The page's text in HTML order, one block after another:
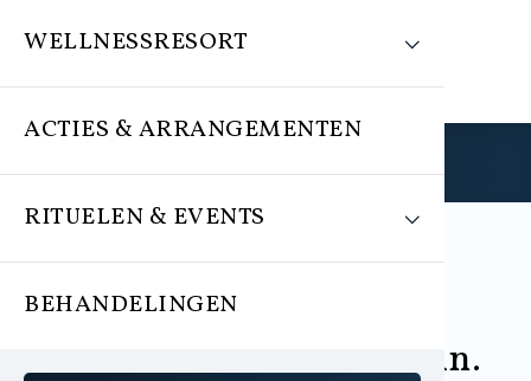
WELLNESSRESORT
ACTIES & ARRANGEMENTEN
RITUELEN & EVENTS
BEHANDELINGEN
Hamam experience 25 min.